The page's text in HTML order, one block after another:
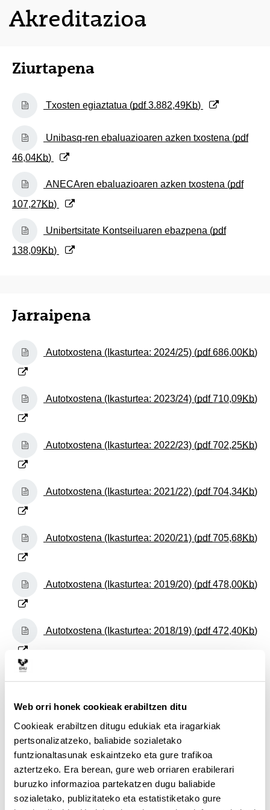
Web orri honek cookieak erabiltzen ditu
Cookieak erabiltzen ditugu edukiak eta iragarkiak
pertsonalizatzeko, baliabide sozialetako
funtzionaltasunak eskaintzeko eta gure trafikoa
aztertzeko. Era berean, gure web orriaren erabilerari
buruzko informazioa partekatzen dugu baliabide
sozialetako, publizitateko eta estatistiketako gure
Akreditazioa
Ziurtapena
(Beste leiho bat zabalduko du)
Txosten egiaztatua (pdf3.882,49Kb)
(Beste leiho bat zabalduko du)
Unibasq-ren ebaluazioaren azken txostena (pdf
46,04Kb)
(Beste leiho bat zabalduko du)
ANECAren ebaluazioaren azken txostena (pdf
107,27Kb)
(Beste leiho bat zabalduko du)
Unibertsitate Kontseiluaren ebazpena (pdf
138,09Kb)
Jarraipena
(Beste leiho bat zabalduko du)
Autotxostena (Ikasturtea: 2024/25) (pdf686,00Kb)
(Beste leiho bat zabalduko du)
Autotxostena (Ikasturtea: 2023/24) (pdf710,09Kb)
(Beste leiho bat zabalduko du)
Autotxostena (Ikasturtea: 2022/23) (pdf702,25Kb)
(Beste leiho bat zabalduko du)
Autotxostena (Ikasturtea: 2021/22) (pdf704,34Kb)
(Beste leiho bat zabalduko du)
Autotxostena (Ikasturtea: 2020/21) (pdf705,68Kb)
(Beste leiho bat zabalduko du)
Autotxostena (Ikasturtea: 2019/20) (pdf478,00Kb)
(Beste leiho bat zabalduko du)
Autotxostena (Ikasturtea: 2018/19) (pdf472,40Kb)
Autotxostena (Ikasturtea: 2016/17) (pdf497,96
(Beste leiho bat zabalduko du)
Autotxostena (Ikasturtea: 2015/16) (pdf
1.475,88 Kb)